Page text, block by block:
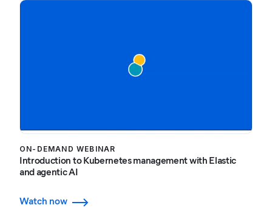
ON-DEMAND WEBINAR
Introduction to Kubernetes management with Elastic
and agentic AI
Watch now